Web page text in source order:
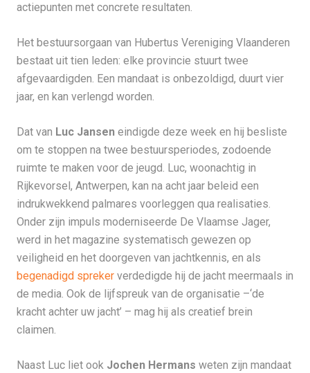
actiepunten met concrete resultaten.
Het bestuursorgaan van Hubertus Vereniging Vlaanderen
bestaat uit tien leden: elke provincie stuurt twee
afgevaardigden. Een mandaat is onbezoldigd, duurt vier
jaar, en kan verlengd worden.
Dat van Luc Janseneindigde deze week en hij besliste
om te stoppen na twee bestuursperiodes, zodoende
ruimte te maken voor de jeugd. Luc, woonachtig in
Rijkevorsel, Antwerpen, kan na acht jaar beleid een
indrukwekkend palmares voorleggen qua realisaties.
Onder zijn impuls moderniseerde De Vlaamse Jager,
werd in het magazine systematisch gewezen op
veiligheid en het doorgeven van jachtkennis, en als
begenadigd sprekerverdedigde hij de jacht meermaals in
de media. Ook de lijfspreuk van de organisatie –‘de
kracht achter uw jacht’ – mag hij als creatief brein
claimen.
Naast Luc liet ook Jochen Hermans weten zijn mandaat